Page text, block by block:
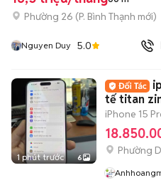
Phường 26 (P. Bình Thạnh mới)
Nguyen Duy 5.0
1 phút trước 6
tế titan
iPhone 15
Phường